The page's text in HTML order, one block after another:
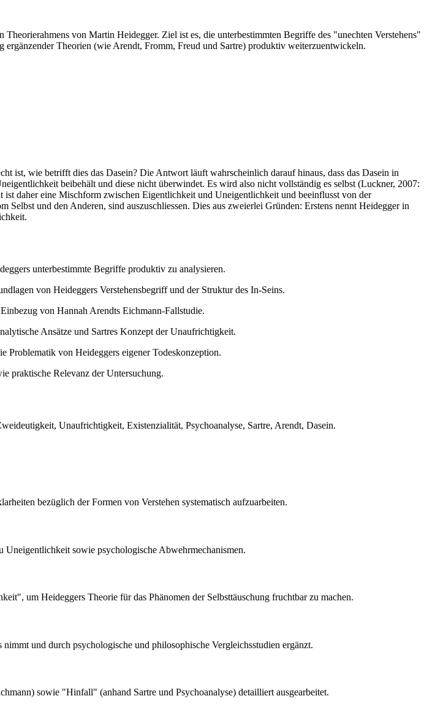
von Martin Heidegger. Ziel ist es, die unterbestimmten Begriffe des "unechten Verstehens"
Theorien (wie Arendt, Fromm, Freud und Sartre) produktiv weiterzuentwickeln.
ist, wie betrifft dies das Dasein? Die Antwort läuft wahrscheinlich darauf hinaus, dass das Dasein in
beibehält und diese nicht überwindet. Es wird also nicht vollständig es selbst (Luckner, 2007:
daher eine Mischform zwischen Eigentlichkeit und Uneigentlichkeit und beeinflusst von der
und den Anderen, sind auszuschliessen. Dies aus zweierlei Gründen: Erstens nennt Heidegger in
unterbestimmte Begriffe produktiv zu analysieren.
von Heideggers Verstehensbegriff und der Struktur des In-Seins.
von Hannah Arendts Eichmann-Fallstudie.
Ansätze und Sartres Konzept der Unaufrichtigkeit.
von Heideggers eigener Todeskonzeption.
praktische Relevanz der Untersuchung.
Unaufrichtigkeit, Existenzialität, Psychoanalyse, Sartre, Arendt, Dasein.
bezüglich der Formen von Verstehen systematisch aufzuarbeiten.
sowie psychologische Abwehrmechanismen.
um Heideggers Theorie für das Phänomen der Selbsttäuschung fruchtbar zu machen.
und durch psychologische und philosophische Vergleichsstudien ergänzt.
sowie "Hinfall" (anhand Sartre und Psychoanalyse) detailliert ausgearbeitet.